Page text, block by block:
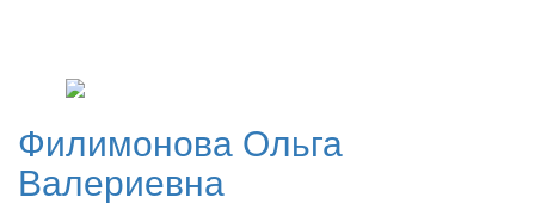
Филимонова Ольга
Валериевна